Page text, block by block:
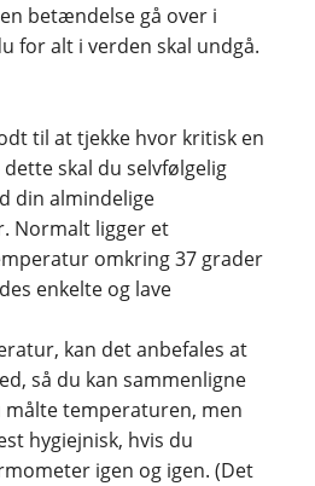
betændelse gå over i
for alt i verden skal undgå.
til at tjekke hvor kritisk en
skal du selvfølgelig
din almindelige
Normalt ligger et
omkring 37 grader
enkelte og lave
kan det anbefales at
så du kan sammenligne
målte temperaturen, men
hygiejnisk, hvis du
igen og igen. (Det